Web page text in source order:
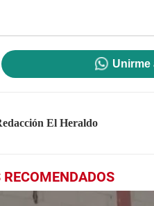
Unirme
El Heraldo
RECOMENDADOS